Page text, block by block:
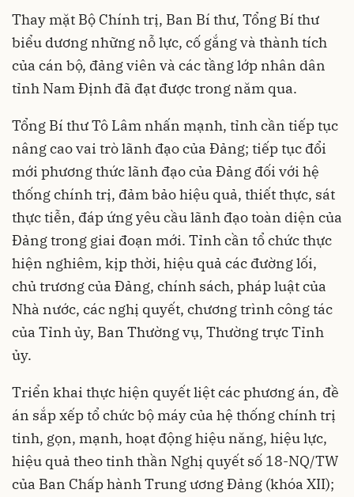
Thay mặt Bộ Chính trị, Ban Bí thư, Tổng Bí thư
biểu dương những nỗ lực, cố gắng và thành tích
của cán bộ, đảng viên và các tầng lớp nhân dân
tỉnh Nam Định đã đạt được trong năm qua.
Tổng Bí thư Tô Lâm nhấn mạnh, tỉnh cần tiếp tục
nâng cao vai trò lãnh đạo của Đảng; tiếp tục đổi
mới phương thức lãnh đạo của Đảng đối với hệ
thống chính trị, đảm bảo hiệu quả, thiết thực, sát
thực tiễn, đáp ứng yêu cầu lãnh đạo toàn diện của
Đảng trong giai đoạn mới. Tỉnh cần tổ chức thực
hiện nghiêm, kịp thời, hiệu quả các đường lối,
chủ trương của Đảng, chính sách, pháp luật của
Nhà nước, các nghị quyết, chương trình công tác
của Tỉnh ủy, Ban Thường vụ, Thường trực Tỉnh
ủy.
Triển khai thực hiện quyết liệt các phương án, đề
án sắp xếp tổ chức bộ máy của hệ thống chính trị
tinh, gọn, mạnh, hoạt động hiệu năng, hiệu lực,
hiệu quả theo tinh thần Nghị quyết số 18-NQ/TW
của Ban Chấp hành Trung ương Đảng (khóa XII);